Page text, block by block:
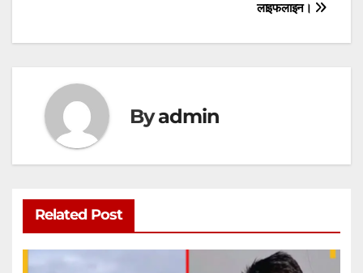
k
er
लाइफलाइन।
Byadmin
Related Post